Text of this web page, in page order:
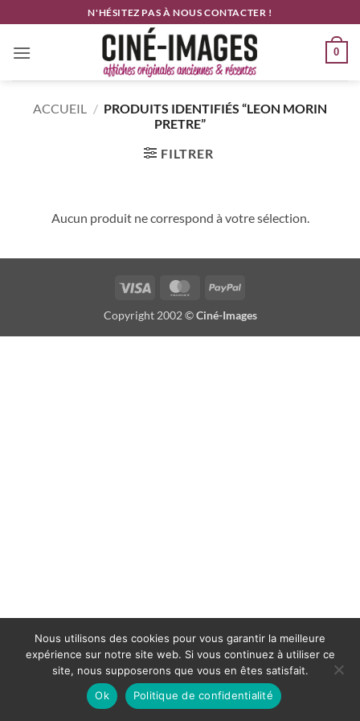
au
contenu
N'HÉSITEZ PAS À NOUS CONTACTER !
0
ACCUEIL / PRODUITS IDENTIFIÉS “LEON MORIN
PRETRE”
FILTRER
Aucun produit ne correspond à votre sélection.
Visa MasterCardPayPal
Copyright 2002 ©Ciné-Images
Nous utilisons des cookies pour vous garantir la meilleure
expérience sur notre site web. Si vous continuez à utiliser ce
site, nous supposerons que vous en êtes satisfait.
Ok
Politique de confidentialité